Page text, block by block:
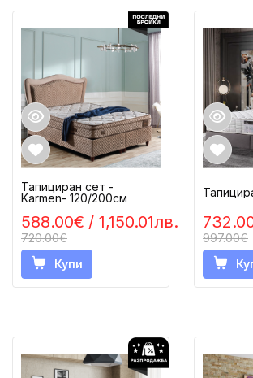
588.00€ / 1,150.01лв.
720.00€
Тапициран сет -
Karmen- 120/200см
Купи
997.00€